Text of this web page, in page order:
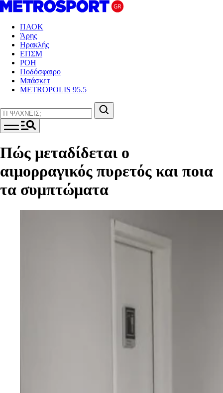
ΠΑΟΚ
Άρης
Ηρακλής
ΕΠΣΜ
ΡΟΗ
Ποδόσφαιρο
Μπάσκετ
METROPOLIS 95.5
Πώς μεταδίδεται ο
αιμορραγικός πυρετός και ποια
τα συμπτώματα